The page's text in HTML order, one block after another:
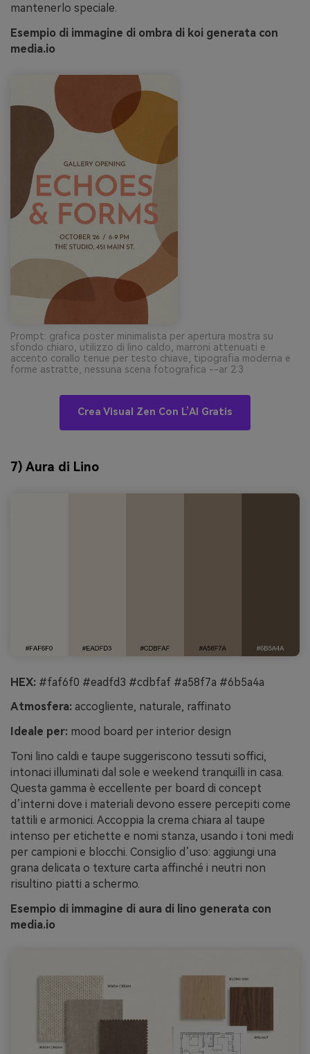
mantenerlo speciale.
Esempio di immagine di ombra di koi generata con
media.io
Prompt: grafica poster minimalista per apertura mostra su
sfondo chiaro, utilizzo di lino caldo, marroni attenuati e
accento corallo tenue per testo chiave, tipografia moderna e
forme astratte, nessuna scena fotografica --ar 2:3
Crea Visual Zen Con L’AI Gratis
7) Aura di Lino
HEX: #faf6f0 #eadfd3 #cdbfaf #a58f7a #6b5a4a
Atmosfera: accogliente, naturale, raffinato
Ideale per: mood board per interior design
Toni lino caldi e taupe suggeriscono tessuti soffici,
intonaci illuminati dal sole e weekend tranquilli in casa.
Questa gamma è eccellente per board di concept
d’interni dove i materiali devono essere percepiti come
tattili e armonici. Accoppia la crema chiara al taupe
intenso per etichette e nomi stanza, usando i toni medi
per campioni e blocchi. Consiglio d’uso: aggiungi una
grana delicata o texture carta affinché i neutri non
risultino piatti a schermo.
Esempio di immagine di aura di lino generata con
media.io